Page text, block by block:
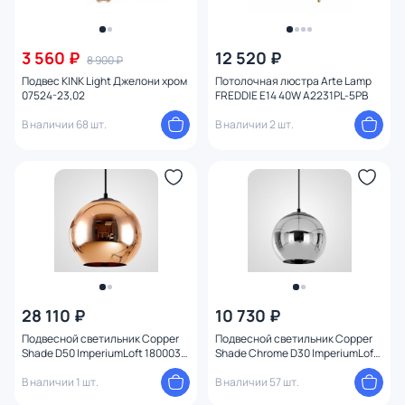
3 560 ₽ 8 900 ₽
Подвес KINK Light Джелони хром
07524-23,02
В наличии 68 шт.
12 520 ₽
Потолочная люстра Arte Lamp
FREDDIE E14 40W A2231PL-5PB
В наличии 2 шт.
28 110 ₽
Подвесной светильник Copper
Shade D50 ImperiumLoft 180003-
В наличии 1 шт.
10 730 ₽
Подвесной светильник Copper
Shade Chrome D30 ImperiumLoft
В наличии 57 шт.